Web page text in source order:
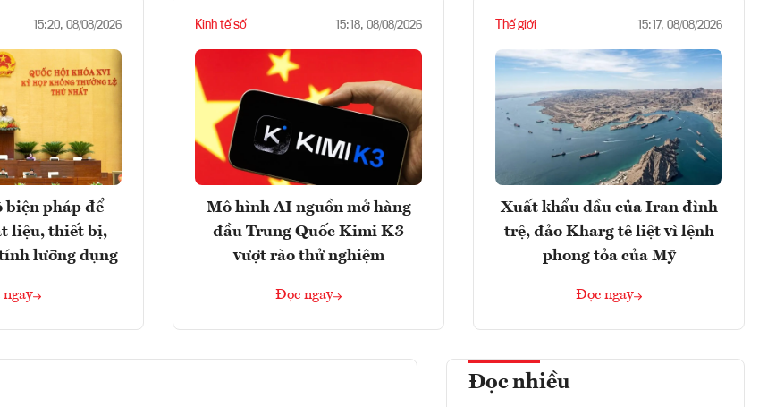
15:20, 08/08/2026
biện pháp để
liệu, thiết bị,
lưỡng dụng
Kinh tế số 15:18, 08/08/2026
Mô hình AI nguồn mở hàng
đầu Trung Quốc Kimi K3
vượt rào thử nghiệm
Đọc ngay
Thế giới 15:17, 08/08/2026
Xuất khẩu dầu của Iran đình
trệ, đảo Kharg tê liệt vì lệnh
phong tỏa của Mỹ
Đọc ngay
Đọc nhiều